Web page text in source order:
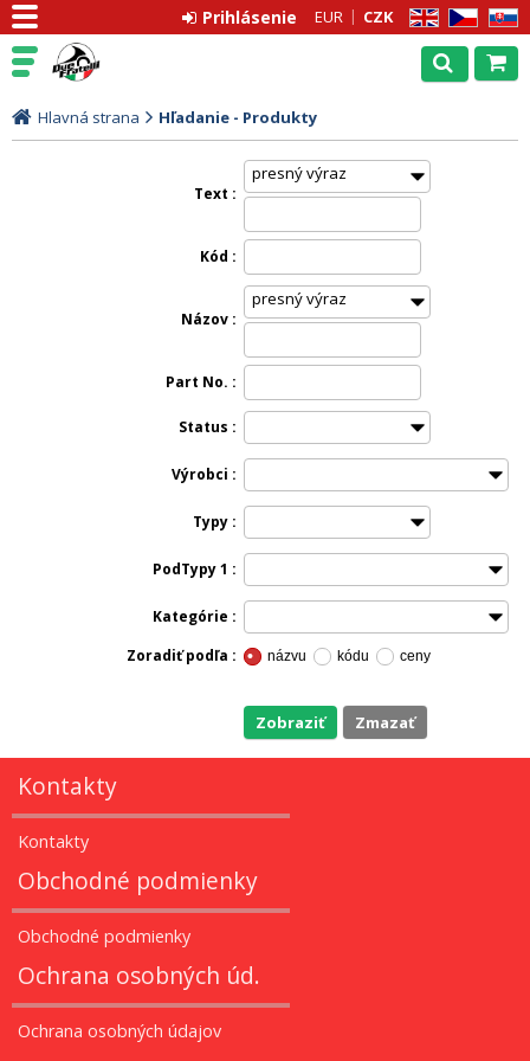
EN CZ SK
EUR CZK
Prihlásenie
Hlavná strana Hľadanie - Produkty
Text
Kód
Názov
Part No.
Status
Výrobci
Typy
PodTypy 1
Kategórie
Zoradiť podľa
názvu kódu ceny
Zobraziť zmazať
Kontakty
Kontakty
Obchodné podmienky
Obchodné podmienky
Ochrana osobných úd.
Ochrana osobných údajov